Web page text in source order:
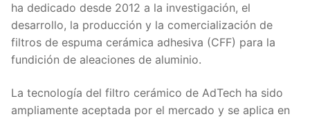
ha dedicado desde 2012 a la investigación, el
desarrollo, la producción y la comercialización de
filtros de espuma cerámica adhesiva (CFF) para la
fundición de aleaciones de aluminio.
La tecnología del filtro cerámico de AdTech ha sido
ampliamente aceptada por el mercado y se aplica en